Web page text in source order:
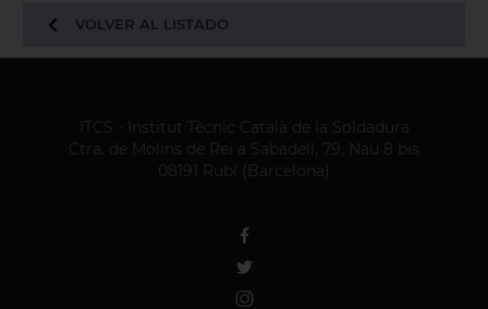
VOLVER AL LISTADO
ITCS - Institut Tècnic Català de la Soldadura
Ctra. de Molins de Rei a Sabadell, 79, Nau 8 bis
08191 Rubí (Barcelona)